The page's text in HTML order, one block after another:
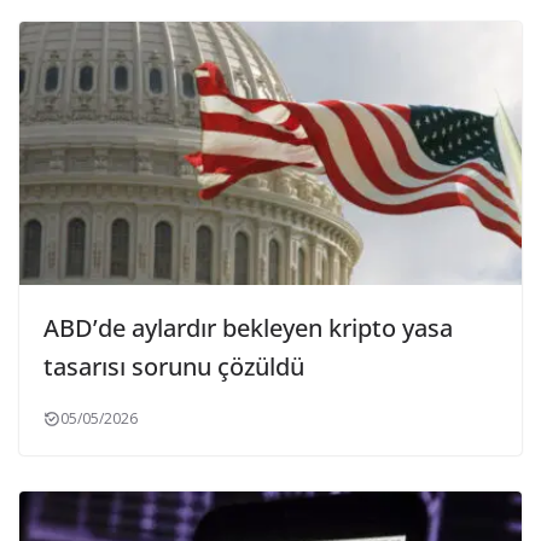
ABD’de aylardır bekleyen kripto yasa
tasarısı sorunu çözüldü
05/05/2026